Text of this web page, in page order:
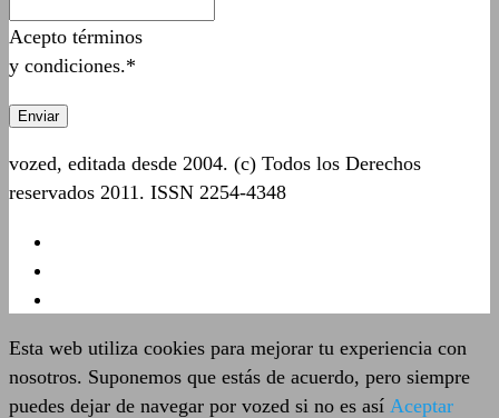
Acepto términos
y condiciones.*
vozed, editada desde 2004. (c) Todos los Derechos
reservados 2011. ISSN 2254-4348
Esta web utiliza cookies para mejorar tu experiencia con
nosotros. Suponemos que estás de acuerdo, pero siempre
puedes dejar de navegar por vozed si no es así Aceptar